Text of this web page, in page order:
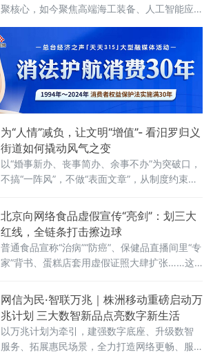
聚核心，如今聚焦高端海工装备、人工智能应
批优质企业相继落地，汽车零售总部集聚区也
加速成型，新能源汽车集合店二期等关键项目
稳步推进，发展动能持续增强。
为“人情”减负，让文明“增值”- 看汨罗归义
街道如何撬动风气之变
以“婚事新办、丧事简办、余事不办”为突破口，
不搞“一阵风”，不做“表面文章”，从制度约束到
常，走出一条系统化、常态化的移
北京向网络食品虚假宣传“亮剑”：划三大
红线，全链条打击擦边球
普通食品宣称“治病”“防癌”、保健品直播间里“专
家”背书、蛋糕店套用虚假证照大肆扩张……这
从源头到终端的精准打击。近日，北京市市场
监管局在全市范围内启动网络食品销售虚假宣
传专项整治行动，围绕网络食品销售全链条，
划设虚假商业营销、虚假违法广告、平台及直
播相关违法行为三大类“红线”，严厉查处各类虚
网信为民·智联万兆｜株洲移动重磅启动万
兆计划 三大数智新品点亮数字新生活
以万兆计划为牵引，建强数字底座、升级数智
服务、拓展惠民场景，全力打造网络更畅、服